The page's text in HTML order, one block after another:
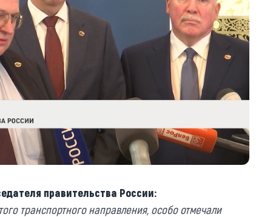
правительства России:
транспортного направления, особо отмечали